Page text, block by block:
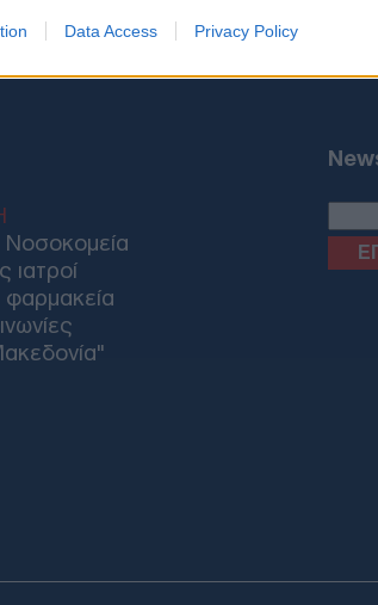
Data Access Privacy Policy
ΕΚΚΛΗΣΙΑΑΜΥΝΑ ΔΙΕΘΝΗΚΥΠΡΟΣ
ιατροί